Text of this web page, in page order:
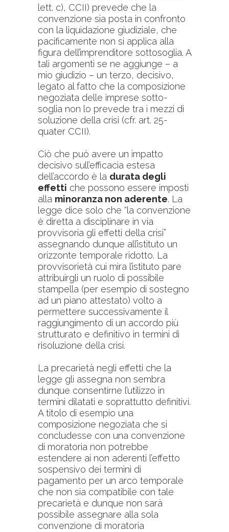
lett. c), CCII) prevede che la
convenzione sia posta in confronto
con la liquidazione giudiziale, che
pacificamente non si applica alla
figura dell’imprenditore sottosoglia. A
tali argomenti se ne aggiunge – a
mio giudizio – un terzo, decisivo,
legato al fatto che la composizione
negoziata delle imprese sotto-
soglia non lo prevede tra i mezzi di
soluzione della crisi (cfr. art. 25-
quater CCII).
Ciò che può avere un impatto
decisivo sull’efficacia estesa
dell’accordo è la durata degli
effetti che possono essere imposti
alla minoranza non aderente. La
legge dice solo che “la convenzione
è diretta a disciplinare in via
provvisoria gli effetti della crisi”
assegnando dunque all’istituto un
orizzonte temporale ridotto. La
provvisorietà cui mira l’istituto pare
attribuirgli un ruolo di possibile
stampella (per esempio di sostegno
ad un piano attestato) volto a
permettere successivamente il
raggiungimento di un accordo più
strutturato e definitivo in termini di
risoluzione della crisi.
La precarietà negli effetti che la
legge gli assegna non sembra
dunque consentirne l’utilizzo in
termini dilatati e soprattutto definitivi.
A titolo di esempio una
composizione negoziata che si
concludesse con una convenzione
di moratoria non potrebbe
estendere ai non aderenti l’effetto
sospensivo dei termini di
pagamento per un arco temporale
che non sia compatibile con tale
precarietà e dunque non sarà
possibile assegnare alla sola
convenzione di moratoria